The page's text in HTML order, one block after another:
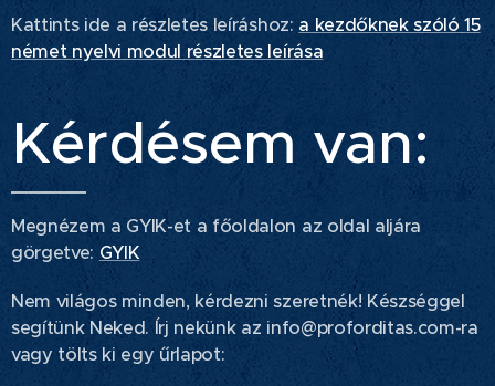
Kattints ide a részletes leíráshoz: a kezdőknek szóló 15
német nyelvi modul részletes leírása
Kérdésem van:
Megnézem a GYIK-et a főoldalon az oldal aljára
görgetve: GYIK
Nem világos minden, kérdezni szeretnék! Készséggel
segítünk Neked. Írj nekünk az info@proforditas.com-ra
vagy tölts ki egy űrlapot: